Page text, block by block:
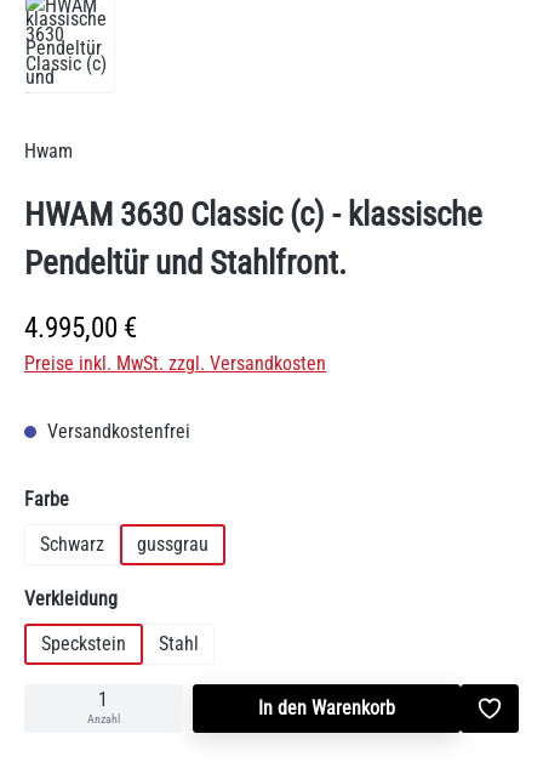
Hwam
HWAM 3630 Classic (c) - klassische
Pendeltür und Stahlfront.
Regulärer Preis:
4.995,00 €
Preise inkl. MwSt. zzgl. Versandkosten
Versandkostenfrei
Farbeauswählen
Schwarz
gussgrau
Verkleidungauswählen
Speckstein
Stahl
Anzahl In den Warenkorb